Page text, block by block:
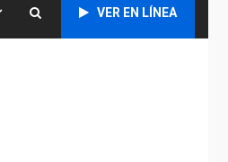
VER EN LÍNEA
la Cámara de